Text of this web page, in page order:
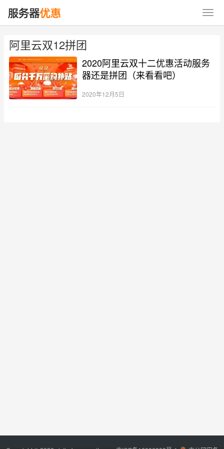
阿里云双12拼团
2020阿里云双十二优惠活动服务
器还是拼团（来看看吧）
2020年12月5日